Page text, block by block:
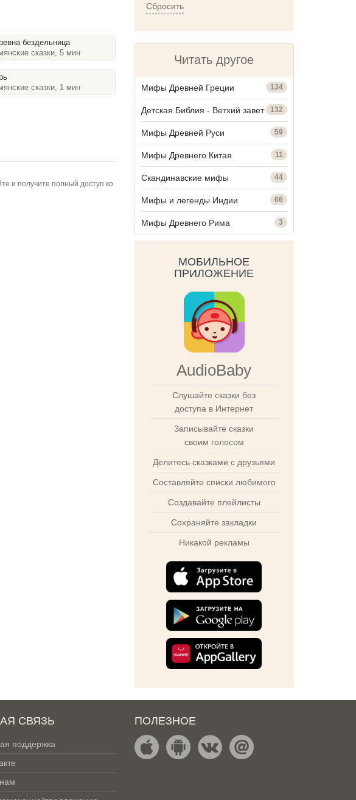
бездельница
сказки, 5 мин
сказки, 1 мин
и получите полный доступ ко
Сбросить
Читать другое
Мифы Древней Греции 134
Детская Библия - Ветхий завет 132
Мифы Древней Руси 59
Мифы Древнего Китая 11
Скандинавские мифы 44
Мифы и легенды Индии 66
Мифы Древнего Рима 3
МОБИЛЬНОЕ
ПРИЛОЖЕНИЕ
AudioBaby
Слушайте сказки без
доступа в Интернет
Записывайте сказки
своим голосом
Делитесь сказками с друзьями
Составляйте списки любимого
Создавайте плейлисты
Сохраняйте закладки
Никакой рекламы
СВЯЗЬ
поддержка
ПОЛЕЗНОЕ